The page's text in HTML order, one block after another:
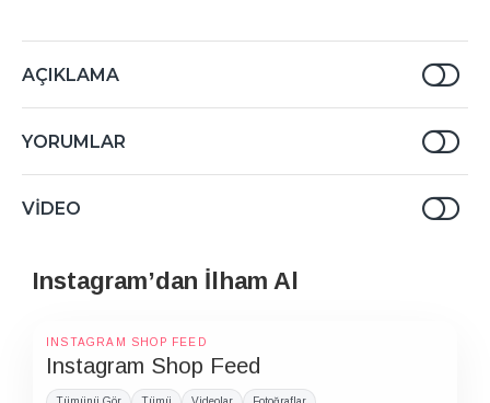
AÇIKLAMA
YORUMLAR
VIDEO
Instagram’dan İlham Al
INSTAGRAM SHOP FEED
Instagram Shop Feed